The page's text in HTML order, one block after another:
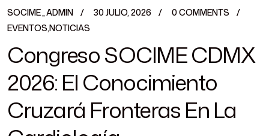
SOCIME_ADMIN 30 JULIO, 2026
0 COMMENTS
EVENTOS,NOTICIAS
Congreso SOCIME CDMX
2026: El Conocimiento
Cruzará Fronteras En La